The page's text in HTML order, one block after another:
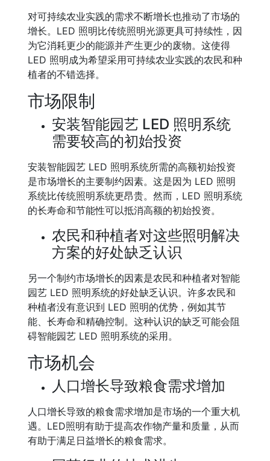
对可持续农业实践的需求不断增长也推动了市场的
增长。LED 照明比传统照明光源更具可持续性，因
为它消耗更少的能源并产生更少的废物。这使得
LED 照明成为希望采用可持续农业实践的农民和种
植者的不错选择。
市场限制
安装智能园艺 LED 照明系统
需要较高的初始投资
安装智能园艺 LED 照明系统所需的高额初始投资
是市场增长的主要制约因素。这是因为 LED 照明
系统比传统照明系统更昂贵。然而，LED 照明系统
的长寿命和节能性可以抵消高额的初始投资。
农民和种植者对这些照明解决
方案的好处缺乏认识
另一个制约市场增长的因素是农民和种植者对智能
园艺 LED 照明系统的好处缺乏认识。许多农民和
种植者没有意识到 LED 照明的优势，例如其节
能、长寿命和精确控制。这种认识的缺乏可能会阻
碍智能园艺 LED 照明系统的采用。
市场机会
人口增长导致粮食需求增加
人口增长导致的粮食需求增加是市场的一个重大机
遇。LED照明有助于提高农作物产量和质量，从而
有助于满足日益增长的粮食需求。